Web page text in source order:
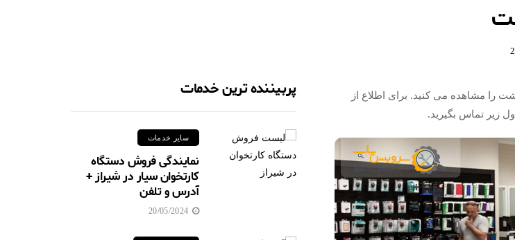
را مشاهده می کنید. برای اطلاع از
زیر تماس بگیرید.
پربیننده ترین خدمات
سایر خدمات
نمایندگی فروش دستگاه
کارتخوان سیار در شیراز +
آدرس و تلفن
20/05/2024